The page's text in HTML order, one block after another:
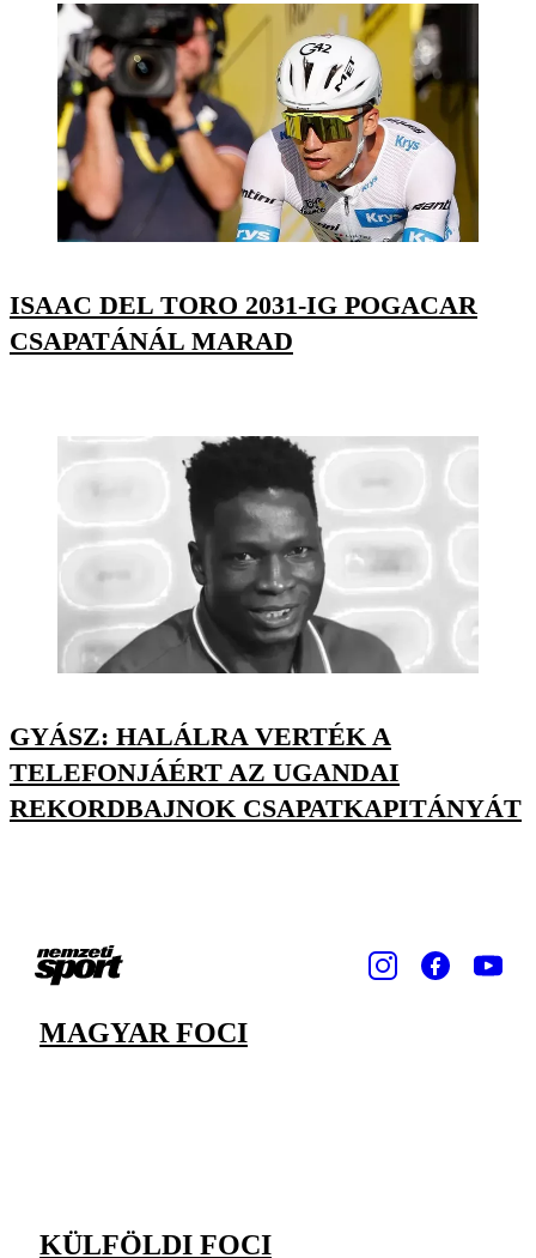
ISAAC DEL TORO 2031-IG POGACAR
CSAPATÁNÁL MARAD
GYÁSZ: HALÁLRA VERTÉK A
TELEFONJÁÉRT AZ UGANDAI
REKORDBAJNOK CSAPATKAPITÁNYÁT
MAGYAR FOCI
KÜLFÖLDI FOCI